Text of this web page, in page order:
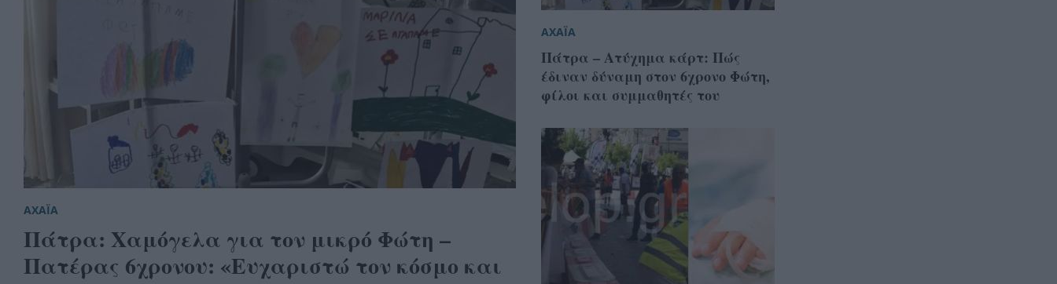
ΑΧΑΪΑ
Πάτρα: Χαμόγελα για τον μικρό Φώτη –
Πατέρας 6χρονου: «Ευχαριστώ τον κόσμο και
ΑΧΑΪΑ
Πάτρα – Ατύχημα κάρτ: Πώς
έδιναν δύναμη στον 6χρονο Φώτη,
φίλοι και συμμαθητές του